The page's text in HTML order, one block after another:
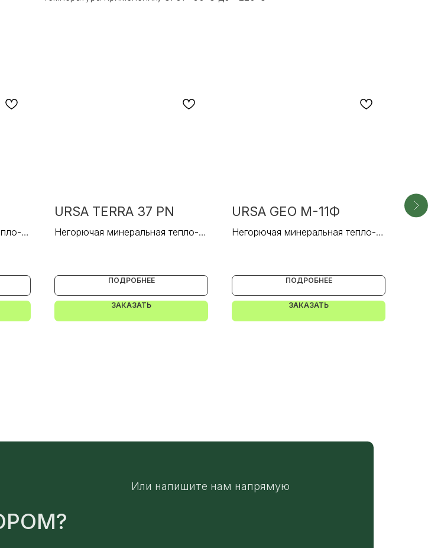
и
URSA TERRA 37 PN
Негорючая минеральная тепло- и
ПОДРОБНЕЕ
ЗАКАЗАТЬ
URSA GEO M-11Ф
Негорючая минеральная тепло- и
ПОДРОБНЕЕ
ЗАКАЗАТЬ
Или напишите нам напрямую